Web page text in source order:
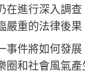
在進行深入調
嚴重的法律後
事件將如何發
圈和社會風氣產